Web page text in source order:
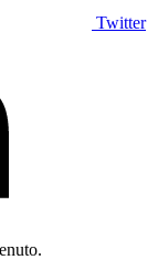
Twitter